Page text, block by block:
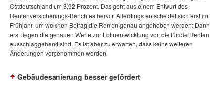
Ostdeutschland um 3,92 Prozent. Das geht aus einem Entwurf des
Rentenversicherungs-Berichtes hervor. Allerdings entscheidet sich erst im
Frühjahr, um welchen Betrag die Renten genau angehoben werden: Dann
erst liegen die genauen Werte zur Lohnentwicklung vor, die für die Renten
ausschlaggebend sind. Es ist aber zu erwarten, dass keine weiteren
Änderungen vorgenommen werden.
Gebäudesanierung besser gefördert